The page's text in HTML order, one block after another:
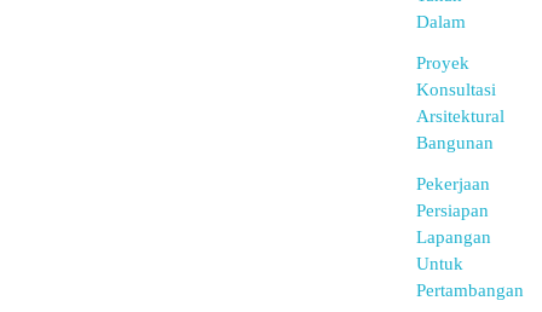
Dalam
Proyek
Konsultasi
Arsitektural
Bangunan
Pekerjaan
Persiapan
Lapangan
Untuk
Pertambangan